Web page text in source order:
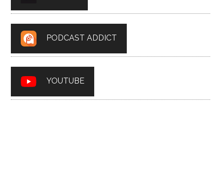
PODCAST ADDICT
YOUTUBE